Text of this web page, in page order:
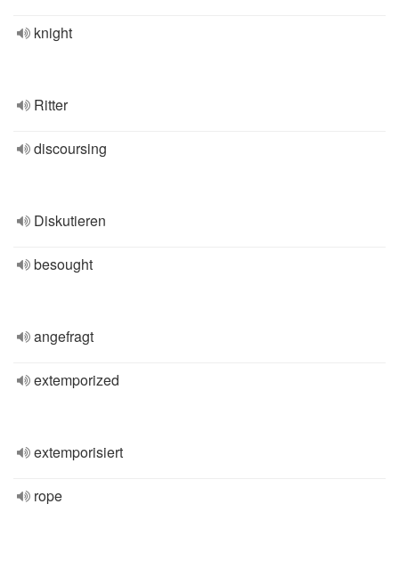
knight
Ritter
discoursing
Diskutieren
besought
angefragt
extemporized
extemporisiert
rope